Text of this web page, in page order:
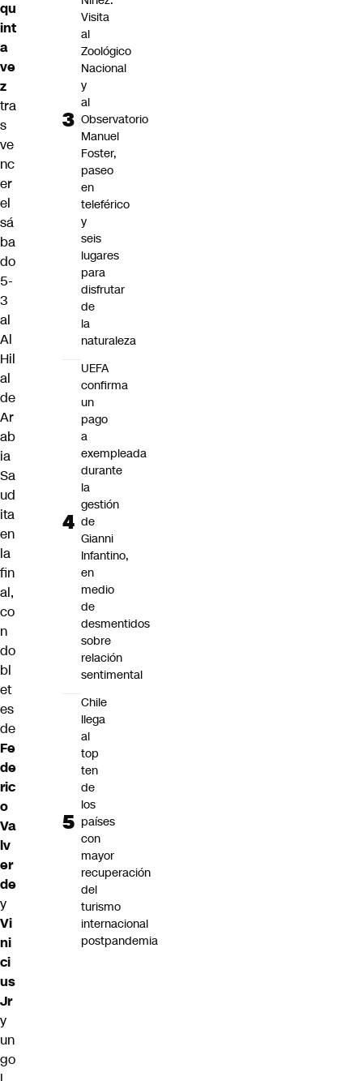
qu
int
a
ve
z
tra
s
ve
nc
er
el
sá
ba
do
5-
3
al
Al
Hil
al
de
Ar
ab
ia
Sa
ud
ita
en
la
fin
al,
co
n
do
bl
et
es
de
Fe
de
ric
o
Va
lv
er
de
y
Vi
ni
ci
us
Jr
y
un
go
Visita
al
Zoológico
Nacional
y
al
Observatorio
Manuel
Foster,
paseo
en
teleférico
y
seis
lugares
para
disfrutar
de
la
naturaleza
UEFA
confirma
un
pago
a
exempleada
durante
la
gestión
de
Gianni
Infantino,
en
medio
de
desmentidos
sobre
relación
sentimental
Chile
llega
al
top
ten
de
los
países
con
mayor
recuperación
del
turismo
internacional
postpandemia